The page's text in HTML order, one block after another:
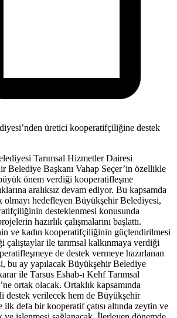
Tarımsal Hizmetler Dairesi
Belediye Başkanı Vahap Seçer’in özellikle
önem verdiği kooperatifleşme
aralıksız devam ediyor. Bu kapsamda
olmayı hedefleyen Büyükşehir Belediyesi,
desteklenmesi konusunda
hazırlık çalışmalarını başlattı.
ve kadın kooperatifçiliğinin güçlendirilmesi
çalıştaylar ile tarımsal kalkınmaya verdiği
de destek vermeye hazırlanan
bu ay yapılacak Büyükşehir Belediye
ile Tarsus Eshab-ı Kehf Tarımsal
ortak olacak. Ortaklık kapsamında
destek verilecek hem de Büyükşehir
defa bir kooperatif çatısı altında zeytin ve